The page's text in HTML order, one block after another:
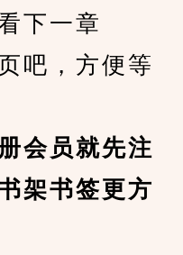
下一章
，方便等
员就先注
架书签更方